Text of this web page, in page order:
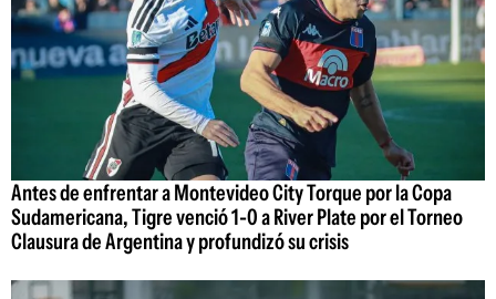
Antes de enfrentar a Montevideo City Torque por la Copa
Sudamericana, Tigre venció 1-0 a River Plate por el Torneo
Clausura de Argentina y profundizó su crisis